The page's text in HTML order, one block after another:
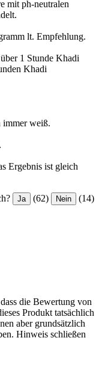
mit ph-neutralen
lt. Empfehlung.
1 Stunde Khadi
Khadi
immer weiß.
Ergebnis ist gleich
Ja (62) Nein (14)
die Bewertung von
Produkt tatsächlich
aber grundsätzlich
Hinweis schließen